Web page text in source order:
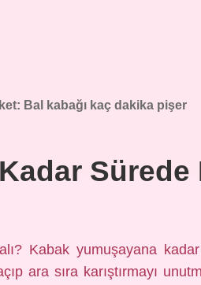
Bal kabağı kaç dakika pişer
Sürede
Kabak yumuşayana
ara sıra karıştırmayı